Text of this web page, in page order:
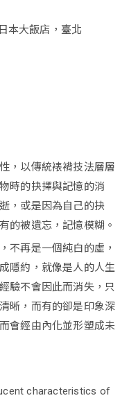
本大飯店，臺北
，以傳統裱褙技法層層
時的抉擇與記憶的消
，或是因為自己的抉
的被遺忘，記憶模糊。
不再是一個純白的虛，
隱約，就像是人的人生
驗不會因此而消失，只
晰，而有的卻是印象深
會經由內化並形塑成未
characteristics of